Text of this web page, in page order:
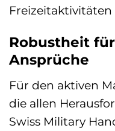
Robustheit
Ansprüche
Für den aktiven
die allen
Swiss Military